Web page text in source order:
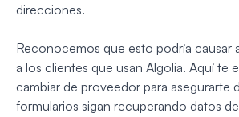
direcciones.
Reconocemos que esto podría causar
a los clientes que usan Algolia. Aquí te
cambiar de proveedor para asegurarte
formularios sigan recuperando datos